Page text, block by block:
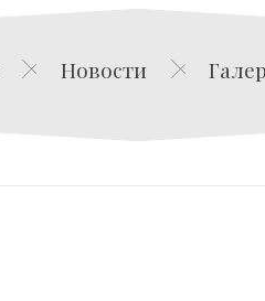
Новости